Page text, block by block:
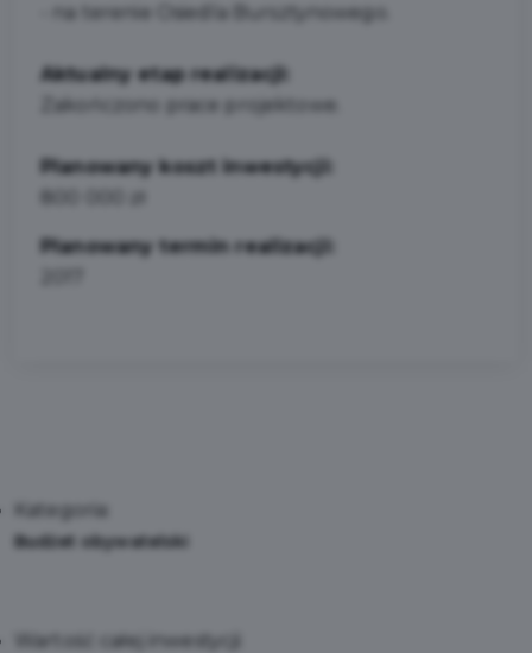
- na terenie Osiedla Bursztynowego.
Aktualny etap realizacji:
Zakończono prace projektowe.
Planowany koszt inwestycji:
Planowany termin realizacji:
Kategoria:
Budżet obywatelski
Wartość całej inwestycji: